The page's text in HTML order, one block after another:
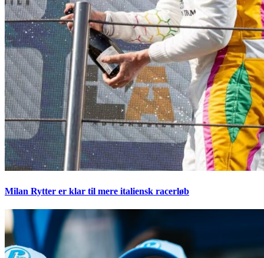
Milan Rytter er klar til mere italiensk racerløb